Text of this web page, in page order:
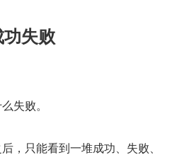
失败
失败。
，只能看到一堆成功、失败、